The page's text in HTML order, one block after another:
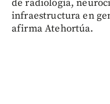
de radiología,
infraestructura en
afirma Atehortúa.